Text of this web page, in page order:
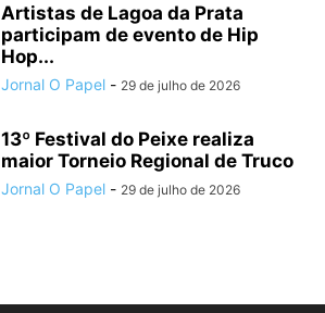
Artistas de Lagoa da Prata
participam de evento de Hip
Hop...
Jornal O Papel - 29 de julho de 2026
13º Festival do Peixe realiza
maior Torneio Regional de Truco
Jornal O Papel - 29 de julho de 2026